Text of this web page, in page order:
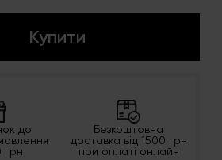
Купити
до
грн
Безкоштовна
доставка від 1500 грн
при оплаті онлайн